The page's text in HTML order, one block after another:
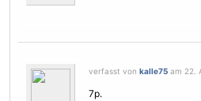
verfasst von kalle75 am 22.
7p.